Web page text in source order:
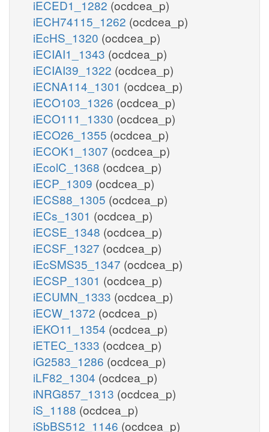
iECED1_1282 (ocdcea_p)
iECH74115_1262 (ocdcea_p)
iEcHS_1320 (ocdcea_p)
iECIAI1_1343 (ocdcea_p)
iECIAI39_1322 (ocdcea_p)
iECNA114_1301 (ocdcea_p)
iECO103_1326 (ocdcea_p)
iECO111_1330 (ocdcea_p)
iECO26_1355 (ocdcea_p)
iECOK1_1307 (ocdcea_p)
iEcolC_1368 (ocdcea_p)
iECP_1309 (ocdcea_p)
iECS88_1305 (ocdcea_p)
iECs_1301 (ocdcea_p)
iECSE_1348 (ocdcea_p)
iECSF_1327 (ocdcea_p)
iEcSMS35_1347 (ocdcea_p)
iECSP_1301 (ocdcea_p)
iECUMN_1333 (ocdcea_p)
iECW_1372 (ocdcea_p)
iEKO11_1354 (ocdcea_p)
iETEC_1333 (ocdcea_p)
iG2583_1286 (ocdcea_p)
iLF82_1304 (ocdcea_p)
iNRG857_1313 (ocdcea_p)
iS_1188 (ocdcea_p)
iSbBS512_1146 (ocdcea_p)